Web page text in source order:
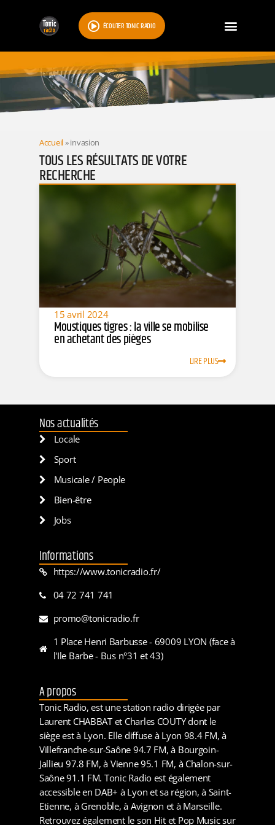
ÉCOUTER TONIC RADIO
RESULTATS
Accueil»invasion
TOUS LES RÉSULTATS DE VOTRE
RECHERCHE
15 avril 2024
Moustiques tigres : la ville se mobilise
en achetant des pièges
LIRE PLUS
Nos actualités
Locale
Sport
Musicale / People
Bien-être
Jobs
Informations
https://www.tonicradio.fr/
04 72 741 741
promo@tonicradio.fr
1 Place Henri Barbusse - 69009 LYON (face à
l'Ile Barbe - Bus n°31 et 43)
A propos
Tonic Radio, est une station radio dirigée par
Laurent CHABBAT et Charles COUTY dont le
siège est à Lyon. Elle diffuse à Lyon 98.4 FM, à
Villefranche-sur-Saône 94.7 FM, à Bourgoin-
Jallieu 97.8 FM, à Vienne 95.1 FM, à Chalon-sur-
Saône 91.1 FM. Tonic Radio est également
accessible en DAB+ à Lyon et sa région, à Saint-
Etienne, à Grenoble, à Avignon et à Marseille.
Retrouvez également le son Hit et Pop Music sur